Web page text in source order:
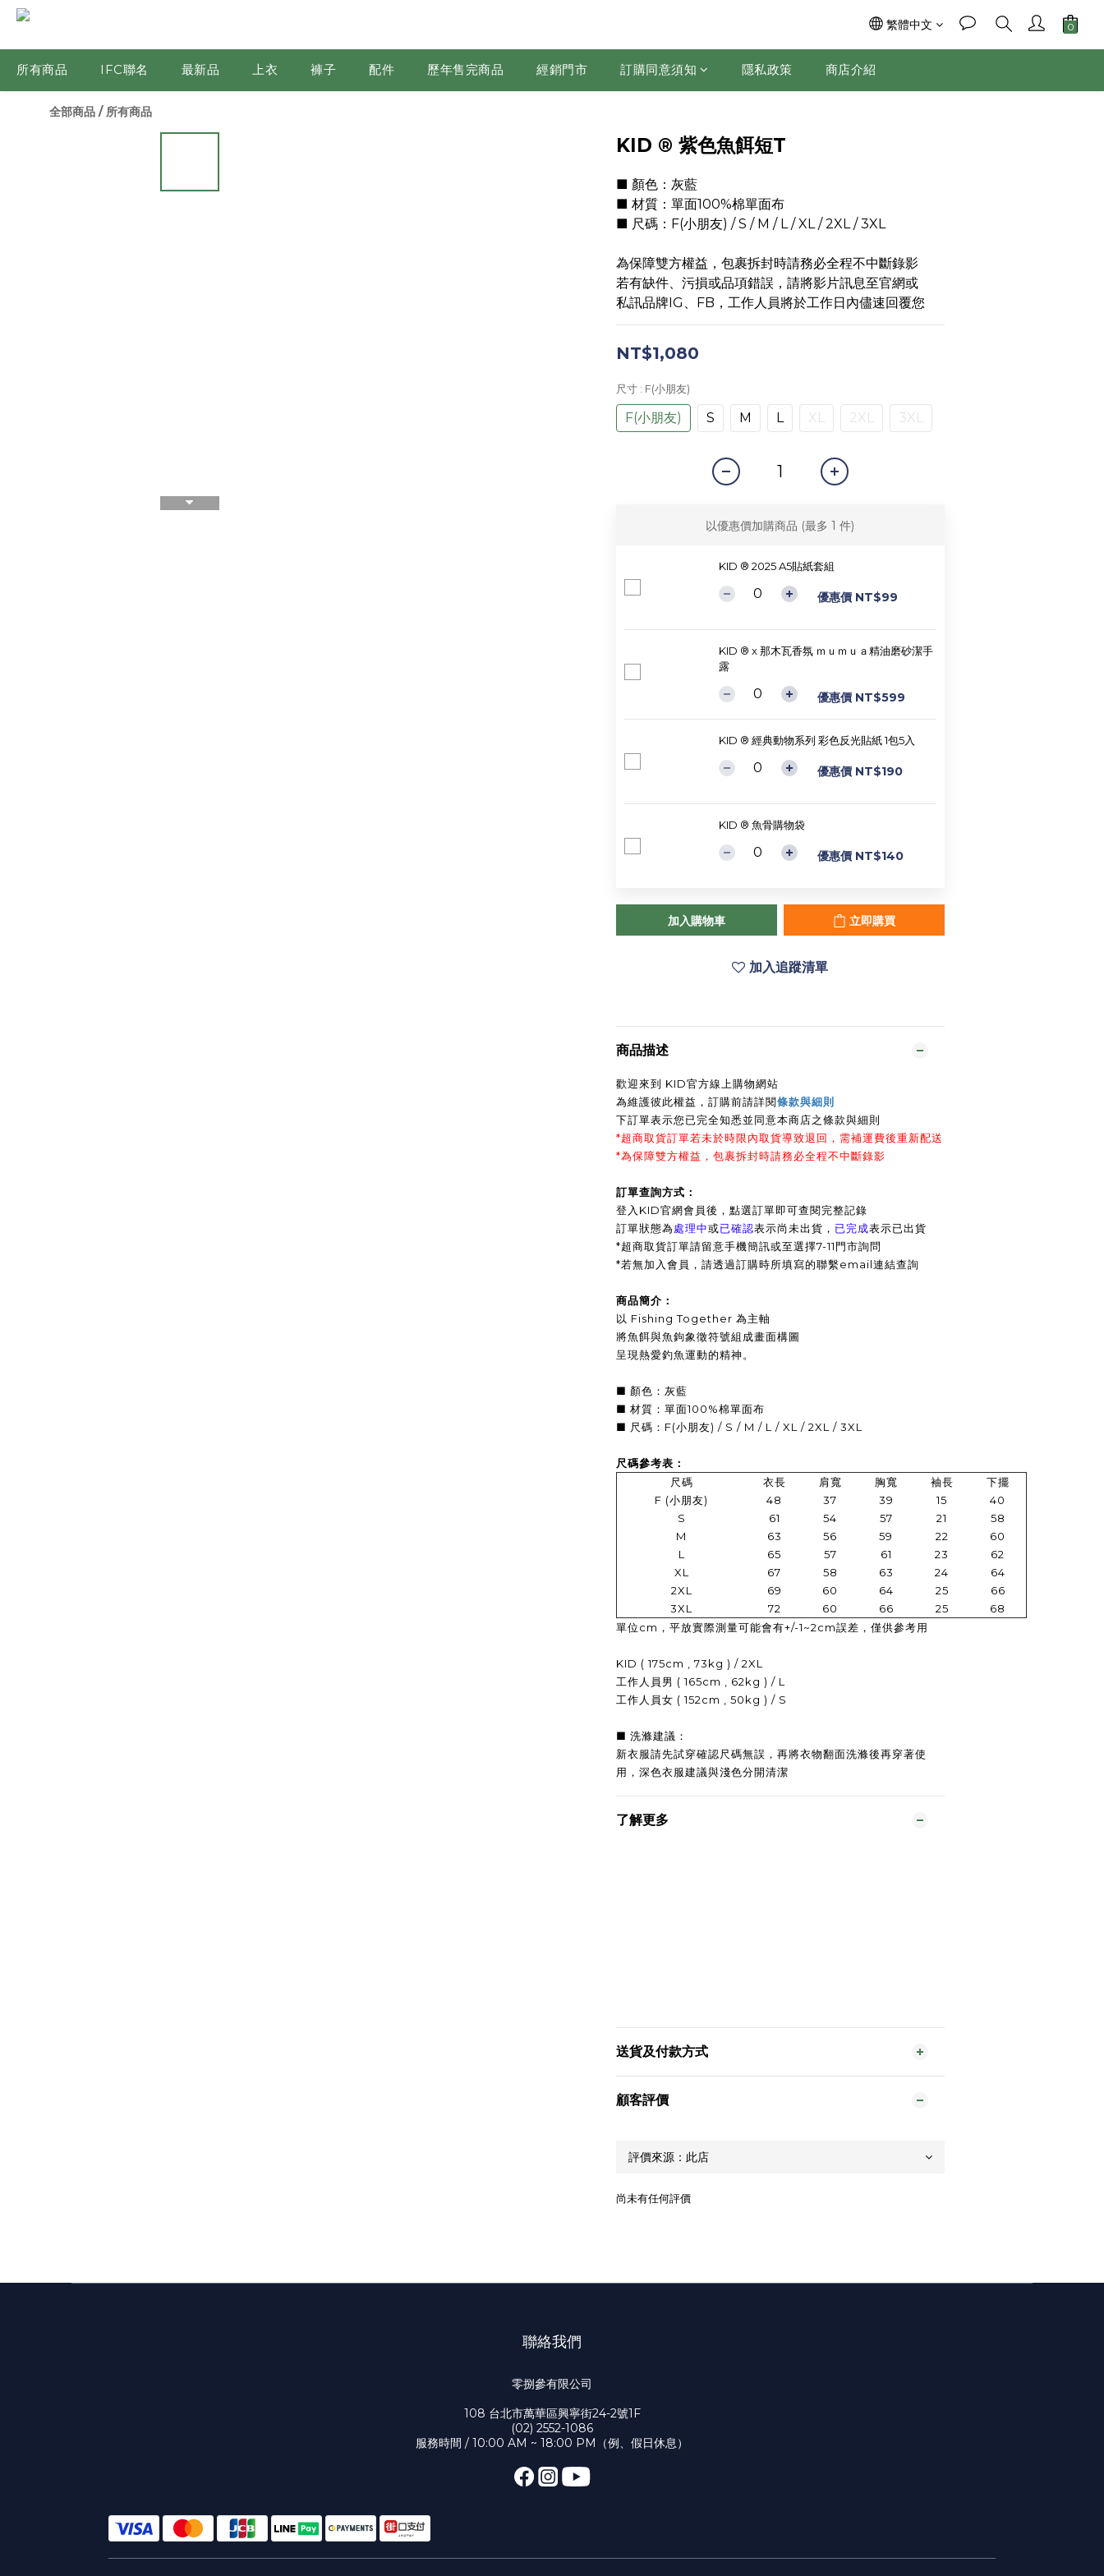
繁體中文
所有商品 IFC聯名 最新品 上衣 褲子 配件 歷年售完商品 經銷門市 訂購同意須知 隱私政策 商店介紹
全部商品 / 所有商品
KID ® 紫色魚餌短T
■ 顏色：灰藍
■ 材質：單面100%棉單面布
■ 尺碼：F(小朋友) / S / M / L / XL / 2XL / 3XL
為保障雙方權益，包裹拆封時請務必全程不中斷錄影
若有缺件、污損或品項錯誤，請將影片訊息至官網或
私訊品牌IG、FB，工作人員將於工作日內儘速回覆您
NT$1,080
尺寸 : F(小朋友)
F(小朋友) S M L XL 2XL 3XL
以優惠價加購商品 (最多 1 件)
KID ® 2025 A5貼紙套組
優惠價 NT$99
KID ® x 那木瓦香氛 ｍｕｍｕａ精油磨砂潔手
露
優惠價 NT$599
KID ® 經典動物系列 彩色反光貼紙 1包5入
優惠價 NT$190
KID ® 魚骨購物袋
優惠價 NT$140
加入購物車 立即購買
加入追蹤清單
商品描述
歡迎來到 KID官方線上購物網站
為維護彼此權益，訂購前請詳閱條款與細則
下訂單表示您已完全知悉並同意本商店之條款與細則
*超商取貨訂單若未於時限內取貨導致退回，需補運費後重新配送
*為保障雙方權益，包裹拆封時請務必全程不中斷錄影
訂單查詢方式：
登入KID官網會員後，點選訂單即可查閱完整記錄
訂單狀態為處理中或已確認表示尚未出貨， 已完成表示已出貨
*超商取貨訂單請留意手機簡訊或至選擇7-11門市詢問
*若無加入會員，請透過訂購時所填寫的聯繫email連結查詢
商品簡介：
以 Fishing Together 為主軸
將魚餌與魚鉤象徵符號組成畫面構圖
呈現熱愛釣魚運動的精神。
■ 顏色：灰藍
■ 材質：單面100%棉單面布
■ 尺碼：F(小朋友) / S / M / L / XL / 2XL / 3XL
尺碼參考表：
尺碼
衣長 肩寬 胸寬 袖長
下擺
F (小朋友)
48 37 39 15
40
S
61 54 57 21
58
M
63 56 59 22
60
L
65 57 61 23
62
XL
67 58 63 24
64
2XL
69 60 64 25
66
3XL
72 60 66 25
68
單位cm，平放實際測量可能會有+/-1~2cm誤差，僅供參考用
KID ( 175cm , 73kg ) / 2XL
工作人員男 ( 165cm , 62kg ) / L
工作人員女 ( 152cm , 50kg ) / S
■ 洗滌建議：
新衣服請先試穿確認尺碼無誤，再將衣物翻面洗滌後再穿著使
用， 深色衣服建議與淺色分開清潔
了解更多
送貨及付款方式
顧客評價
尚未有任何評價
聯絡我們
零捌參有限公司
108 台北市萬華區興寧街24-2號1F
(02) 2552-1086
服務時間 / 10:00 AM ~ 18:00 PM（例、假日休息）